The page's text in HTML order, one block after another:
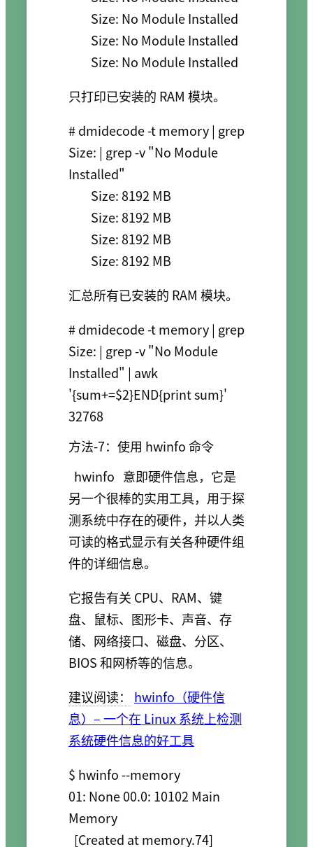
        Size: No Module Installed
只打印已安装的 RAM 模块。
# dmidecode -t memory | grep
Size: | grep -v "No Module
Installed"
        Size: 8192 MB
汇总所有已安装的 RAM 模块。
# dmidecode -t memory | grep
Size: | grep -v "No Module
Installed" | awk
'{sum+=$2}END{print sum}'
32768
方法-7：使用 hwinfo 命令
hwinfo 意即硬件信息，它是
另一个很棒的实用工具，用于探
测系统中存在的硬件，并以人类
可读的格式显示有关各种硬件组
件的详细信息。
它报告有关 CPU、RAM、键
盘、鼠标、图形卡、声音、存
储、网络接口、磁盘、分区、
BIOS 和网桥等的信息。
建议阅读：
hwinfo（硬件信
息）– 一个在 Linux 系统上检测
系统硬件信息的好工具
$ hwinfo --memory
01: None 00.0: 10102 Main
Memory